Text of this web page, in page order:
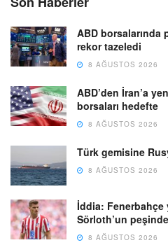
ABD borsalarında
rekor tazeledi
8 AĞUSTOS 2026
ABD’den İran’a
borsaları hedefte
8 AĞUSTOS 2026
Türk gemisine
8 AĞUSTOS 2026
İddia:
Sörloth’un
8 AĞUSTOS 2026